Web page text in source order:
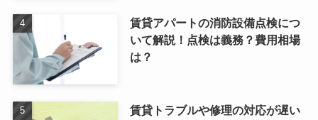
賃貸アパートの消防設備点検につ
いて解説！点検は義務？費用相場
は？
賃貸トラブルや修理の対応が遅い